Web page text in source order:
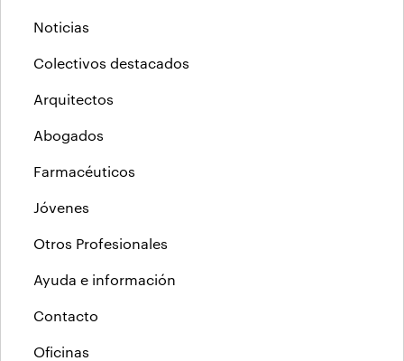
Noticias
Colectivos destacados
Arquitectos
Abogados
Farmacéuticos
Jóvenes
Otros Profesionales
Ayuda e información
Contacto
Oficinas